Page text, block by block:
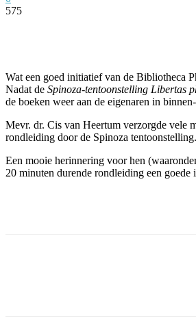
575
Wat een goed initiatief van de Bibliotheca
Nadat de Spinoza-tentoonstelling Libertas
de boeken weer aan de eigenaren in
Mevr. dr. Cis van Heertum verzorgde vele
rondleiding door de Spinoza tentoonstelling.
Een mooie herinnering voor hen
20 minuten durende rondleiding een